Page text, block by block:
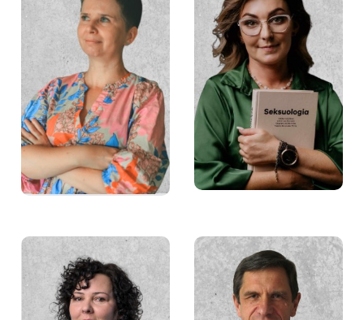
Marta Więch Barbara Płaczek